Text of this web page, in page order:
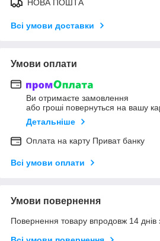
НОВА ПОШТА
Всі умови доставки
Умови оплати
Ви отримаєте замовлення
або гроші повернуться на вашу
Детальніше
Оплата на карту Приват банку
Всі умови оплати
Умови повернення
Повернення товару впродовж 14 днів